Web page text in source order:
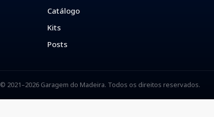
Catálogo
Kits
Posts
© 2021–2026 Garagem do Madeira. Todos os direitos reservados.